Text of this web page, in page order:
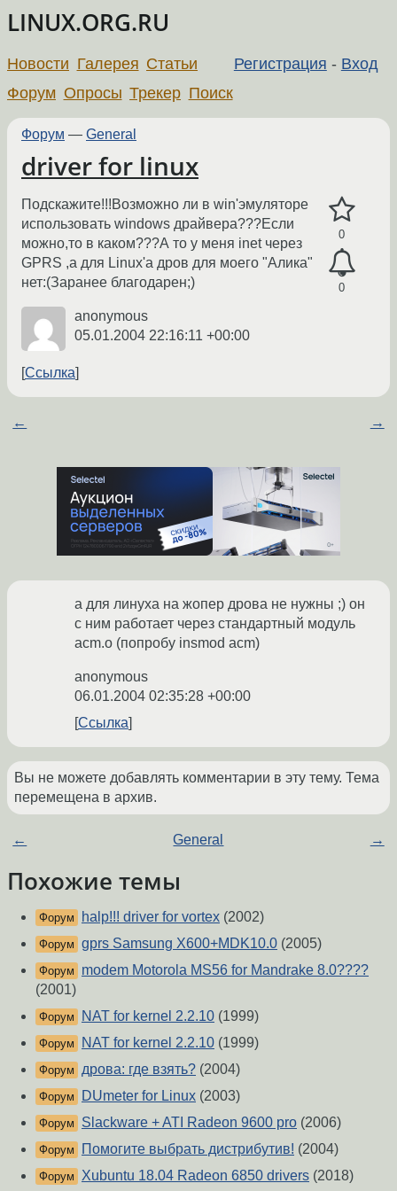
LINUX.ORG.RU
Регистрация - Вход
Новости Галерея Статьи
Форум Опросы Трекер Поиск
Форум — General
driver for linux
0
0
Подскажите!!!Возможно ли в win'эмуляторе
использовать windows драйвера???Если
можно,то в каком???А то у меня inet через
GPRS ,а для Linux'а дров для моего "Алика"
нет:(Заранее благодарен;)
anonymous
05.01.2004 22:16:11 +00:00
Ссылка
← →
а для линуха на жопер дрова не нужны ;) он
с ним работает через стандартный модуль
acm.o (попробу insmod acm)
anonymous
06.01.2004 02:35:28 +00:00
Ссылка
Вы не можете добавлять комментарии в эту тему. Тема
перемещена в архив.
← General →
Похожие темы
Форум halp!!! driver for vortex (2002)
Форум gprs Samsung X600+MDK10.0 (2005)
Форум
modem Motorola MS56 for Mandrake 8.0????
(2001)
Форум NAT for kernel 2.2.10 (1999)
Форум NAT for kernel 2.2.10 (1999)
Форум дрова: где взять? (2004)
Форум DUmeter for Linux (2003)
Форум Slackware + ATI Radeon 9600 pro (2006)
Форум Помогите выбрать дистрибутив! (2004)
Форум Xubuntu 18.04 Radeon 6850 drivers (2018)